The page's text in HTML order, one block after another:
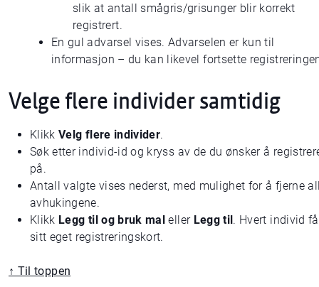
slik at antall smågris/grisunger blir korrekt
registrert.
En gul advarsel vises. Advarselen er kun til
informasjon – du kan likevel fortsette
Velge flere individer samtidig
KlikkVelg flere individer.
Søk etter individ-id og kryss av de du ønsker å
på.
Antall valgte vises nederst, med mulighet for å fjerne
avhukingene.
Klikk Legg til og bruk mal eller Legg til. Hvert individ
sitt eget registreringskort.
↑ Til toppen